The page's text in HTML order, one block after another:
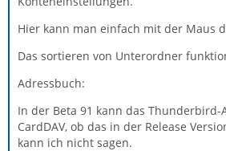
Hier kann man einfach mit der Maus
Das sortieren von Unterordner
Adressbuch:
In der Beta 91 kann das Thunderbird-
CardDAV, ob das in der Release
kann ich nicht sagen.